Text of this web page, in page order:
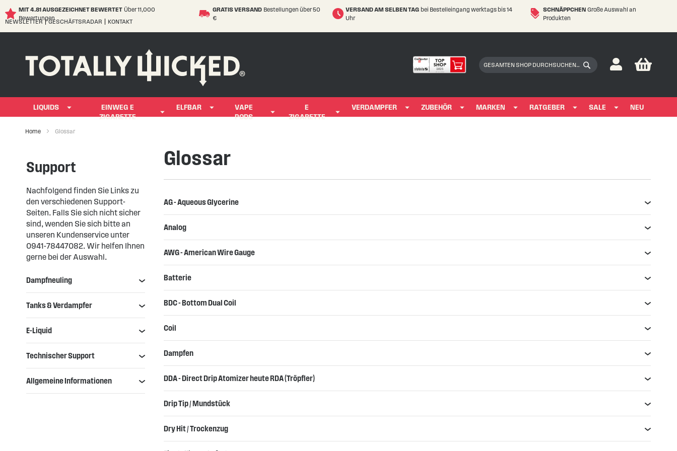
MIT 4.81 AUSGEZEICHNET BEWERTET Über 11,000
Bewertungen
GRATIS VERSAND Bestellungen über 50
€
VERSAND AM SELBEN TAG bei Bestelleingang werktags bis 14
Uhr
SCHNÄPPCHEN Große Auswahl an
Produkten
Skip
NEWSLETTER GESCHÄFTSRADAR KONTAKT
Suchen
My
LIQUIDS
EINWEG E
ZIGARETTE
ELFBAR
VAPE
PODS
E
ZIGARETTE
VERDAMPFER ZUBEHÖR MARKEN RATGEBER SALE NEU
Home Glossar
Glossar
AG - Aqueous Glycerine
Analog
AWG - American Wire Gauge
Batterie
BDC - Bottom Dual Coil
Coil
Dampfen
DDA - Direct Drip Atomizer heute RDA (Tröpfler)
Drip Tip / Mundstück
Dry Hit / Trockenzug
Support
Nachfolgend finden Sie Links zu
den verschiedenen Support-
Seiten. Falls Sie sich nicht sicher
sind, wenden Sie sich bitte an
unseren Kundenservice unter
0941-78447082. Wir helfen Ihnen
gerne bei der Auswahl.
Dampfneuling
Tanks & Verdampfer
E-Liquid
Technischer Support
Allgemeine Informationen